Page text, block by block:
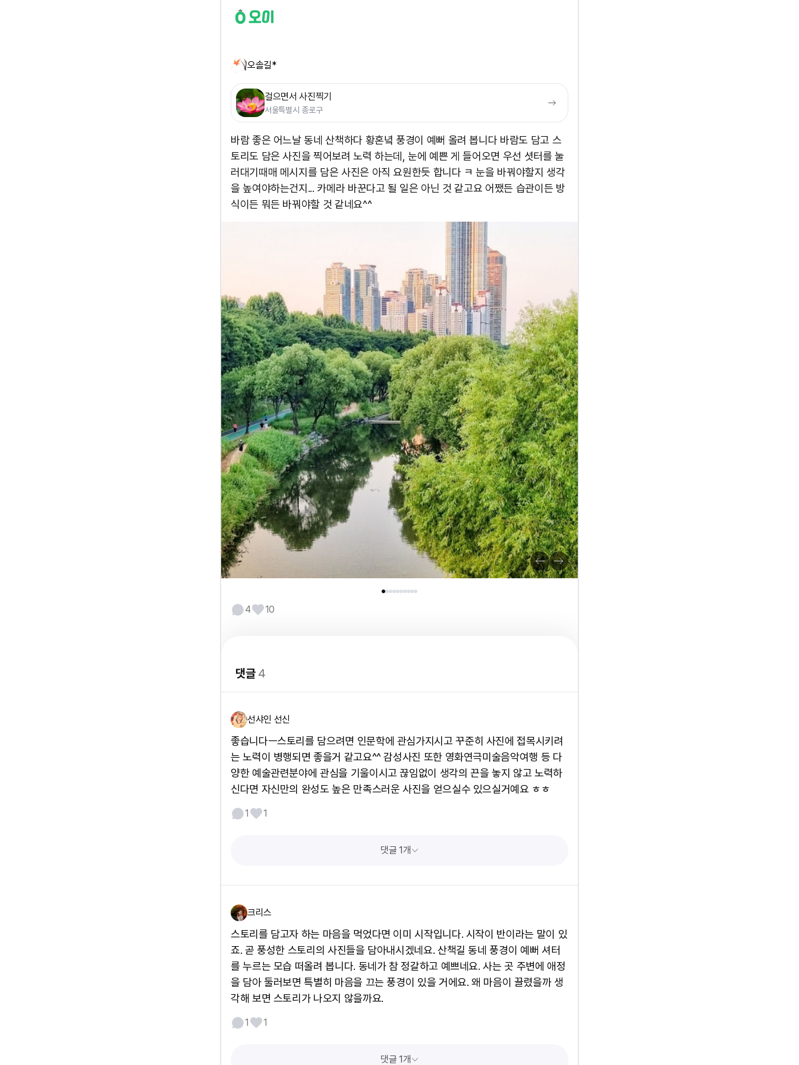
오솔길*
걸으면서 사진찍기
서울특별시 종로구
바람 좋은 어느날 동네 산책하다 황혼녘 풍경이 예뻐 올려 봅니다 바람도 담고 스
토리도 담은 사진을 찍어보려 노력 하는데, 눈에 예쁜 게 들어오면 우선 셧터를 눌
러대기때매 메시지를 담은 사진은 아직 요원한듯 합니다 ㅋ 눈을 바꿔야할지 생각
을 높여야하는건지... 카메라 바꾼다고 될 일은 아닌 것 같고요 어쨌든 습관이든 방
식이든 뭐든 바꿔야할 것 같네요^^
4 10
댓글4
선샤인 선신
좋습니다ㅡ스토리를 담으려면 인문학에 관심가지시고 꾸준히 사진에 접목시키려
는 노력이 병행되면 좋을거 같고요^^ 감성사진 또한 영화연극미술음악여행 등 다
양한 예술관련분야에 관심을 기울이시고 끊임없이 생각의 끈을 놓지 않고 노력하
신다면 자신만의 완성도 높은 만족스러운 사진을 얻으실수 있으실거예요 ㅎㅎ
1 1
댓글 1개
크리스
스토리를 담고자 하는 마음을 먹었다면 이미 시작입니다. 시작이 반이라는 말이 있
죠. 곧 풍성한 스토리의 사진들을 담아내시겠네요. 산책길 동네 풍경이 예뻐 셔터
를 누르는 모습 떠올려 봅니다. 동네가 참 정갈하고 예쁘네요. 사는 곳 주변에 애정
을 담아 둘러보면 특별히 마음을 끄는 풍경이 있을 거에요. 왜 마음이 끌렸을까 생
각해 보면 스토리가 나오지 않을까요.
1 1
댓글 1개